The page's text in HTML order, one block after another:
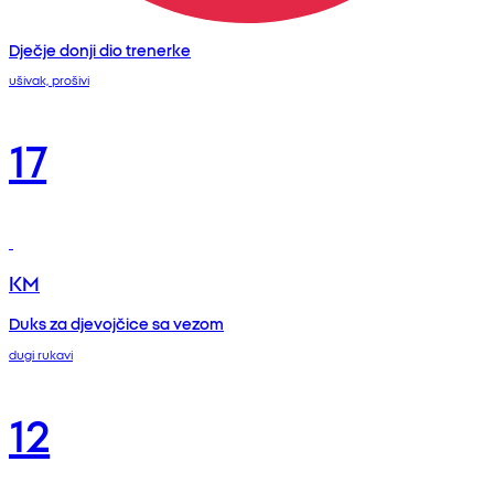
Dječje donji dio trenerke
ušivak, prošivi
17
KM
Duks za djevojčice sa vezom
dugi rukavi
12